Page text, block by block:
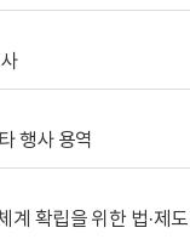
행사 용역